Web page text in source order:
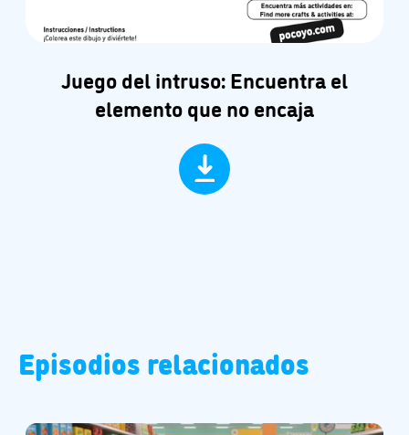
Juego del intruso: Encuentra el
elemento que no encaja
Episodios relacionados